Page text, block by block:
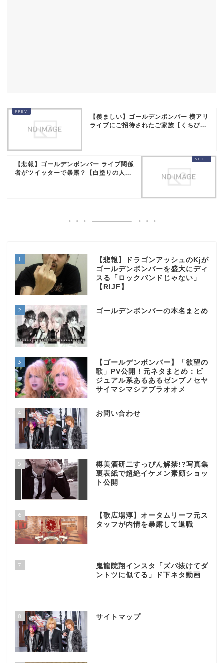
【羨ましい】ゴールデンボンバー 横アリ
ライブにご招待されたご家族【くちび...
【悲報】ゴールデンボンバー ライブ関係
者がツイッターで暴露？【白塗りの人...
1
【悲報】ドラゴンアッシュのKjが
ゴールデンボンバーを盛大にディ
スる「ロックバンドじゃない」
【RIJF】
2 ゴールデンボンバーの本名まとめ
3
【ゴールデンボンバー】「欲望の
歌」PV公開！元ネタまとめ：ビ
ジュアル系あるあるゼンブノセヤ
サイマシマシアブラオオメ
4 お問い合わせ
5
樽美酒研二すっぴん解禁!?写真集
裏表紙で超絶イケメン素顔ショッ
ト公開
6
【歌広場淳】オータムリーフ元ス
タッフが内情を暴露して退職
7
鬼龍院翔インスタ「ズバ抜けてダ
ントツに似てる」ド下ネタ動画
8 サイトマップ